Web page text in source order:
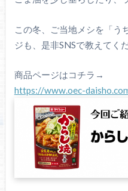
この冬、ご当地メシを「う
ジも、是非SNSで教えてく
商品ページはコチラ→
https://www.oec-